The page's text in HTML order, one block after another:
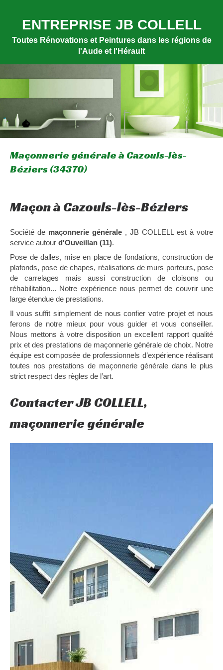
ENTREPRISE JB COLLELL
Toutes Rénovations et Peintures dans les régions de
l'Aude et l'Hérault
Maçonnerie générale à Cazouls-lès-
Béziers (34370)
Maçon à Cazouls-lès-Béziers
Société de maçonnerie générale , JB COLLELL est à votre
service autour d'Ouveillan (11).
Pose de dalles, mise en place de fondations, construction de
plafonds, pose de chapes, réalisations de murs porteurs, pose
de carrelages mais aussi construction de cloisons ou
réhabilitation... Notre expérience nous permet de couvrir une
large étendue de prestations.
Il vous suffit simplement de nous confier votre projet et nous
ferons de notre mieux pour vous guider et vous conseiller.
Nous mettons à votre disposition un excellent rapport qualité
prix et des prestations de maçonnerie générale de choix. Notre
équipe est composée de professionnels d’expérience réalisant
toutes nos prestations de maçonnerie générale dans le plus
strict respect des règles de l’art.
Contacter JB COLLELL,
maçonnerie générale